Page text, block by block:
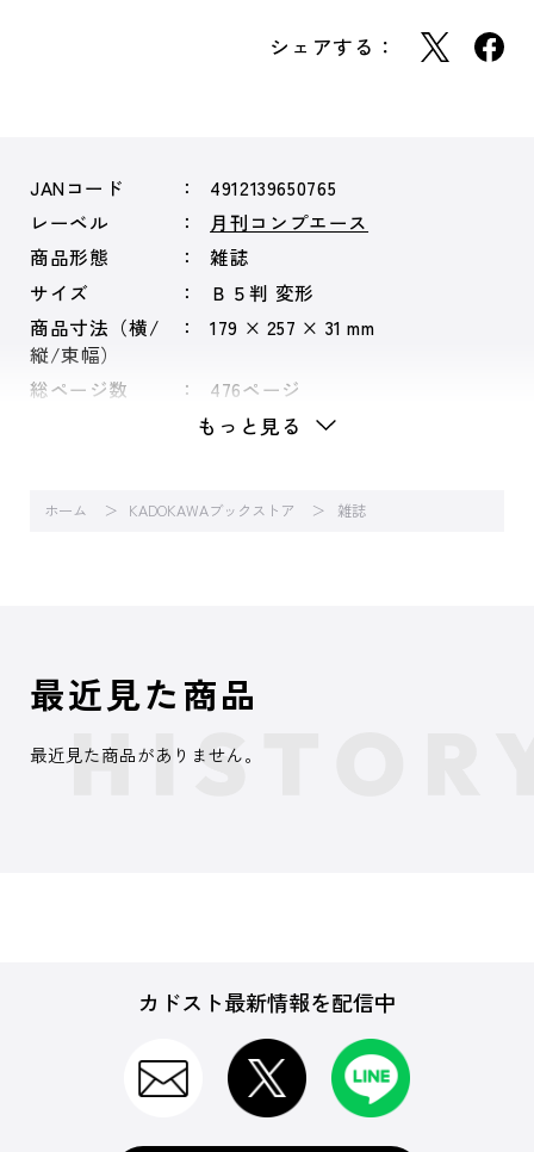
シェアする：
JANコード
4912139650765
レーベル
月刊コンプエース
商品形態
雑誌
サイズ
Ｂ５判 変形
商品寸法（横/
縦/束幅）
179 × 257 × 31 mm
総ページ数 476ページ
もっと見る
ホーム KADOKAWAブックストア 雑誌
最近見た商品
最近見た商品がありません。
カドスト最新情報を配信中